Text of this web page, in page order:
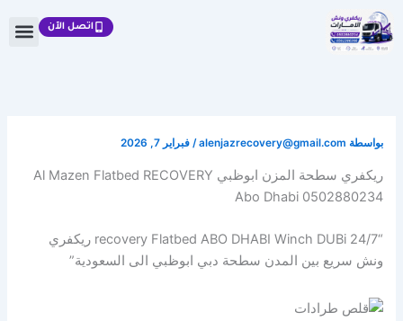
تخطي
إلى
المحتوى
اتصل الآن
بواسطة alenjazrecovery@gmail.com
/فبراير 7, 2026
ريكفري سطحة المزن ابوظبي Al Mazen Flatbed RECOVERY
Abo Dhabi 0502880234
“recovery Flatbed ABO DHABI Winch DUBi 24/7 ريكفري
ونش سريع بين المدن سطحة دبي ابوظبي الى السعودية”